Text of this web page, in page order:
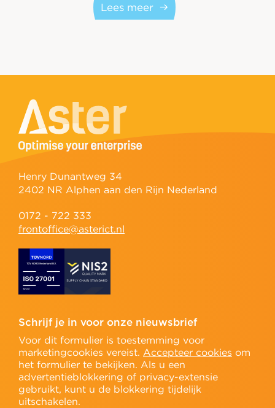
Lees meer
Henry Dunantweg 34
2402 NR Alphen aan den Rijn Nederland
0172 - 722 333
frontoffice@asterict.nl
Schrijf je in voor onze nieuwsbrief
Voor dit formulier is toestemming voor
marketingcookies vereist. Accepteer cookies om
het formulier te bekijken. Als u een
advertentieblokkering of privacy-extensie
gebruikt, kunt u de blokkering tijdelijk
uitschakelen.